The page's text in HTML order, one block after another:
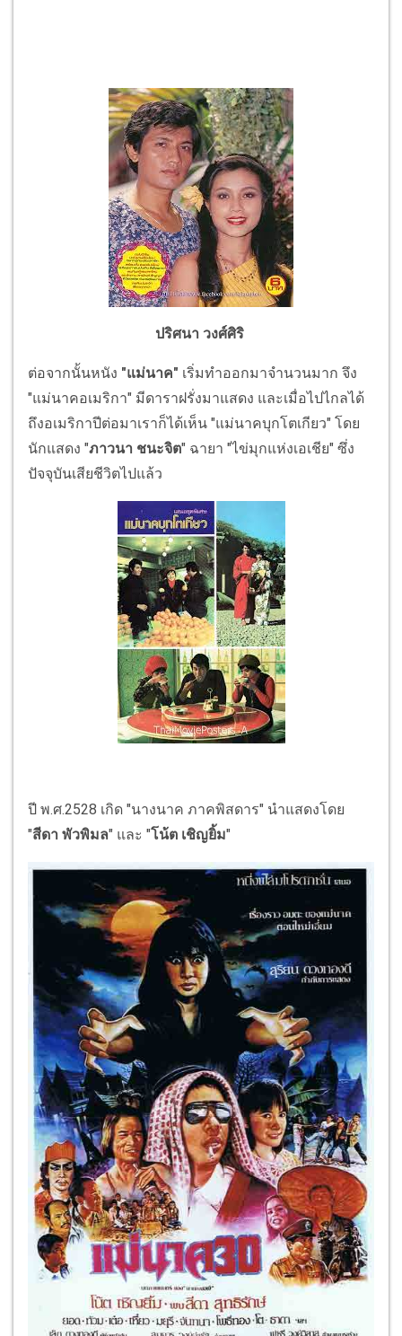
ปริศนา วงศ์ศิริ
ต่อจากนั้นหนัง "แม่นาค" เริ่มทำออกมาจำนวนมาก จึง
"แม่นาคอเมริกา" มีดาราฝรั่งมาแสดง และเมื่อไปไกลได้
ถึงอเมริกาปีต่อมาเราก็ได้เห็น "แม่นาคบุกโตเกียว" โดย
นักแสดง "ภาวนา ชนะจิต" ฉายา "ไข่มุกแห่งเอเชีย" ซึ่ง
ปัจจุบันเสียชีวิตไปแล้ว
ปี พ.ศ.2528 เกิด "นางนาค ภาคพิสดาร" นำแสดงโดย
"สีดา พัวพิมล" และ "โน้ต เชิญยิ้ม"